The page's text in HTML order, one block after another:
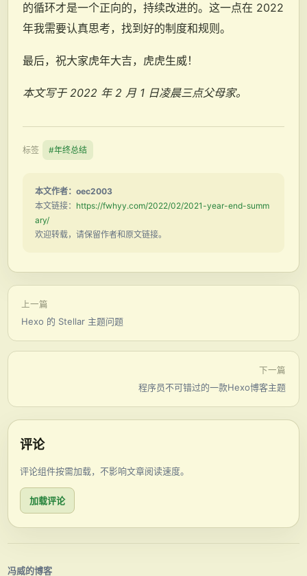
的循环才是一个正向的，持续改进的。这一点在 2022
年我需要认真思考，找到好的制度和规则。
最后，祝大家虎年大吉，虎虎生威！
本文写于 2022 年 2 月 1 日凌晨三点父母家。
标签 #年终总结
本文作者：oec2003
本文链接： https://fwhyy.com/2022/02/2021-year-end-summ
ary/
欢迎转载，请保留作者和原文链接。
上一篇
Hexo 的 Stellar 主题问题
下一篇
程序员不可错过的一款Hexo博客主题
评论
评论组件按需加载，不影响文章阅读速度。
加载评论
冯威的博客